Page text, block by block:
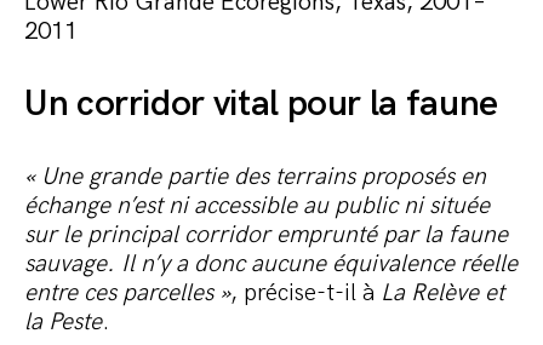
2011
Un corridor vital pour la faune
« Une grande partie des terrains proposés en
échange n’est ni accessible au public ni située
sur le principal corridor emprunté par la faune
sauvage. Il n’y a donc aucune équivalence réelle
entre ces parcelles », précise-t-il à La Relève et
la Peste.